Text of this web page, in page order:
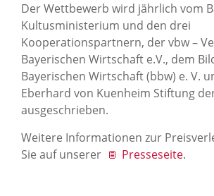
Der Wettbewerb wird jährlich vom
Kultusministerium und den drei
Kooperationspartnern, der vbw –
Bayerischen Wirtschaft e.V., dem
Bayerischen Wirtschaft (bbw) e. V.
Eberhard von Kuenheim Stiftung
ausgeschrieben.
Weitere Informationen zur
Sie auf unserer
Presseseite.